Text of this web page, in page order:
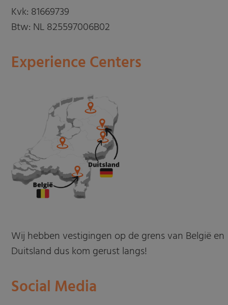
Kvk: 81669739
Btw: NL 825597006B02
Experience Centers
Wij hebben vestigingen op de grens van België en
Duitsland dus kom gerust langs!
Social Media